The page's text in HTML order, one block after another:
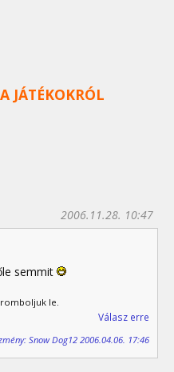
JÁTÉKOKRÓL
2006.11.28. 10:47
semmit
romboljuk le.
Válasz erre
Snow Dog12 2006.04.06. 17:46